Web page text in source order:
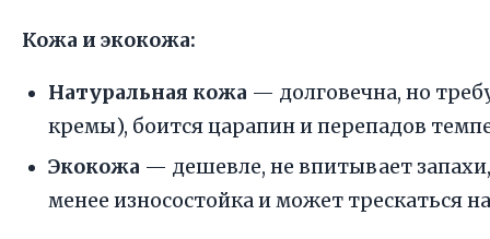
Кожа и экокожа:
Натуральная кожа — долговечна, но
кремы), боится царапин и перепадов
Экокожа — дешевле, не впитывает
менее износостойка и может трескаться